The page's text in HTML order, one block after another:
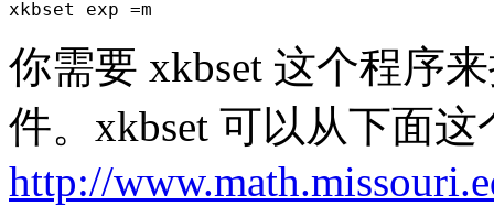
你需要 xkbset 这个程序
件。xkbset 可以从下面
http://